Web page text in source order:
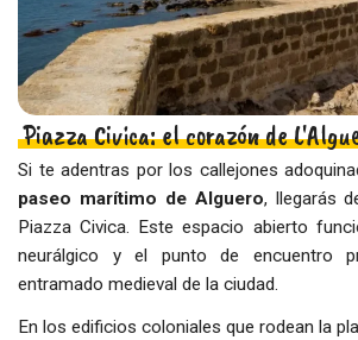
Piazza Civica: el corazón de
Si te adentras por los callejones
paseo marítimo de Alguero, llegarás
Piazza Civica. Este espacio abierto
neurálgico y el punto de encuentro
entramado medieval de la ciudad.
En los edificios coloniales que rodean la